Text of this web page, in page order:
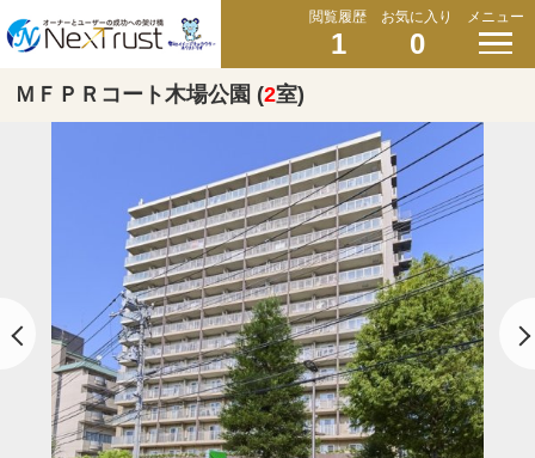
閲覧履歴
1
お気に入り
0
メニュー
ＭＦＰＲコート木場公園 (2室)